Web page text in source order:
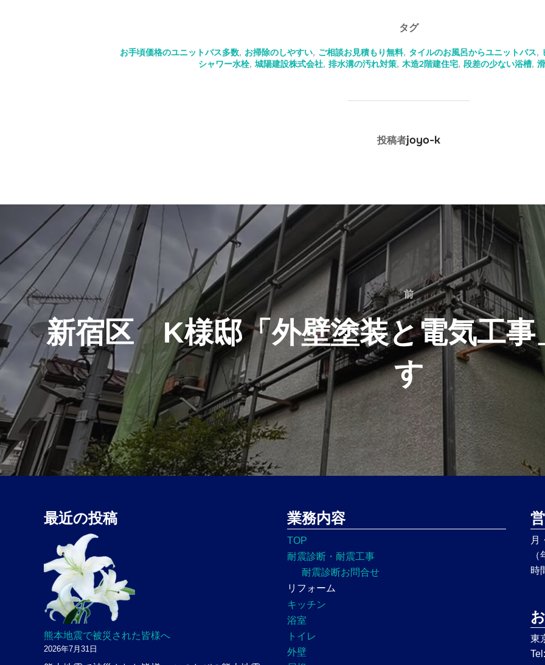
タグ
お手頃価格のユニットバス多数, お掃除のしやすい, ご相談お見積もり無料, タイルのお風呂からユニットバス,
シャワー水栓, 城陽建設株式会社, 排水溝の汚れ対策, 木造2階建住宅, 段差の少ない浴槽,
投稿者
投稿者joyo-k
稿
ナ
ビ
ゲ
ー
シ
ョ
ン
前
前
新宿区 K様邸「外壁塗装と電気工事
す
最近の投稿
熊本地震で被災された皆様へ
2026年7月31日
業務内容
TOP
耐震診断・耐震工事
耐震診断お問合せ
リフォーム
キッチン
浴室
トイレ
外壁
月
時
東